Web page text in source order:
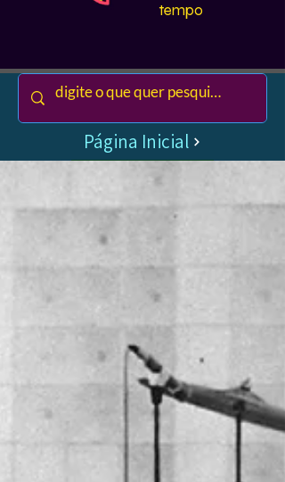
tempo
Página Inicial